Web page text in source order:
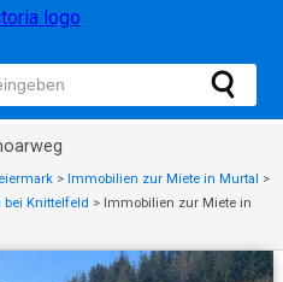
> Immobilien zur Miete in Murtal >
bei Knittelfeld > Immobilien zur Miete in